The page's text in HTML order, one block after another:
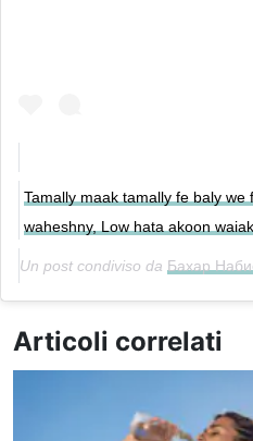
Tamally maak tamally fe baly we
waheshny, Low hata akoon waiak.
Un post condiviso da Бахар
Articoli correlati